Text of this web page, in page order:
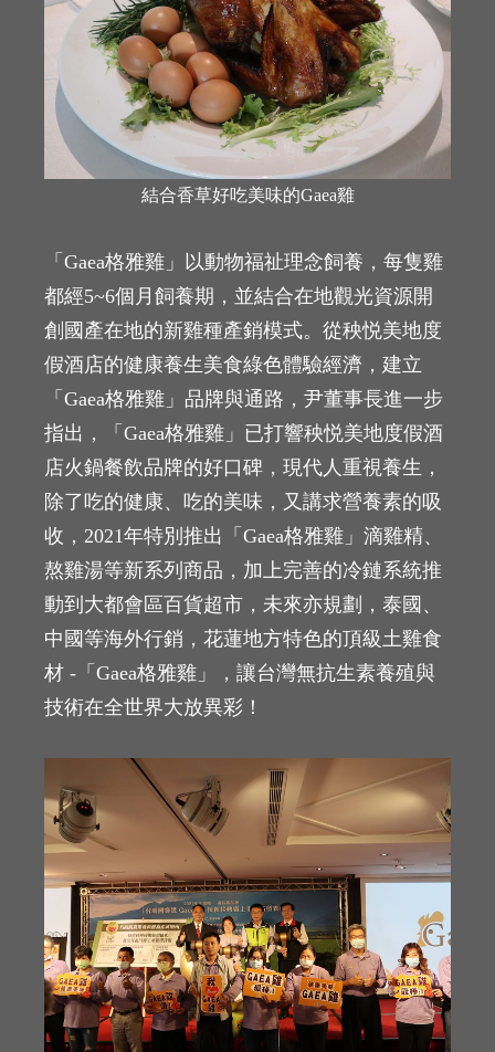
結合香草好吃美味的Gaea雞
「Gaea格雅雞」以動物福祉理念飼養，每隻雞
都經5~6個月飼養期，並結合在地觀光資源開
創國產在地的新雞種產銷模式。從秧悦美地度
假酒店的健康養生美食綠色體驗經濟，建立
「Gaea格雅雞」品牌與通路，尹董事長進一步
指出，「Gaea格雅雞」已打響秧悦美地度假酒
店火鍋餐飲品牌的好口碑，現代人重視養生，
除了吃的健康、吃的美味，又講求營養素的吸
收，2021年特別推出「Gaea格雅雞」滴雞精、
熬雞湯等新系列商品，加上完善的冷鏈系統推
動到大都會區百貨超市，未來亦規劃，泰國、
中國等海外行銷，花蓮地方特色的頂級土雞食
材 -「Gaea格雅雞」，讓台灣無抗生素養殖與
技術在全世界大放異彩！